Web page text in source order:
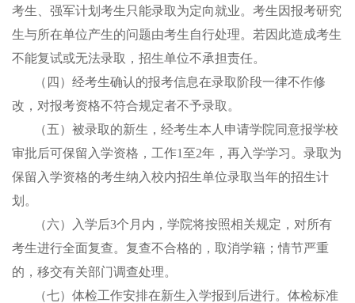
考生、 强军计划考生只能录取为定向就业。考生因报考研究
生与所在单位产生的问题由考生自行处理。若因此造成考生
不能复试或无法录取，招生单位不承担责任。
（四） 经考生确认的报考信息在录取阶段一律不作修
改，对报考资格不符合规定者不予录取。
（五） 被录取的新生，经考生本人申请学院同意报学校
审批后可保留入学资格，工作1至2年，再入学学习。录取为
保留入学资格的考生纳入校内招生单位录取当年的招生计
划。
（六）
入学后3个月内，学院将按照相关规定 ，对所有
考生进行全面复查。复查不合格的，取消学籍；情节严重
的，移交有关部门调查处理。
（七） 体检工作安排在新生入学报到后进行。体检标准